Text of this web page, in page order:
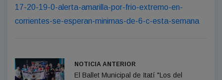
17-20-19-0-alerta-amarilla-por-frio-extremo-en-
corrientes-se-esperan-minimas-de-6-c-esta-semana
NOTICIA ANTERIOR
El Ballet Municipal de Itatí "Los del